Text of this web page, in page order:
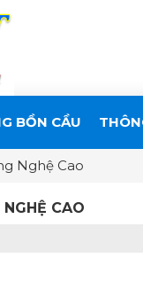
BỒN CẦU
Nghệ Cao
CAO